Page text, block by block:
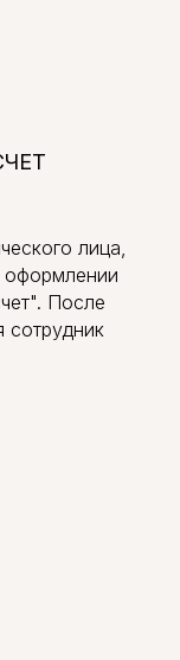
лица,
оформлении
После
сотрудник